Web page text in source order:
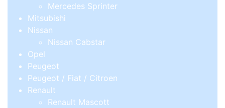
Mercedes Sprinter
Mitsubishi
Nissan
Nissan Cabstar
Opel
Peugeot
Peugeot / Fiat / Citroen
Renault
Renault Mascott